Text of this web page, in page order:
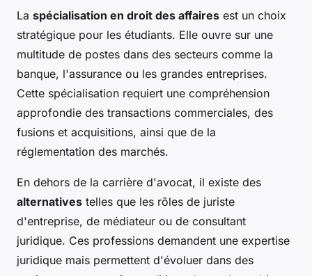
La spécialisation en droit des affaires est un choix
stratégique pour les étudiants. Elle ouvre sur une
multitude de postes dans des secteurs comme la
banque, l'assurance ou les grandes entreprises.
Cette spécialisation requiert une compréhension
approfondie des transactions commerciales, des
fusions et acquisitions, ainsi que de la
réglementation des marchés.
En dehors de la carrière d'avocat, il existe des
alternatives telles que les rôles de juriste
d'entreprise, de médiateur ou de consultant
juridique. Ces professions demandent une expertise
juridique mais permettent d'évoluer dans des